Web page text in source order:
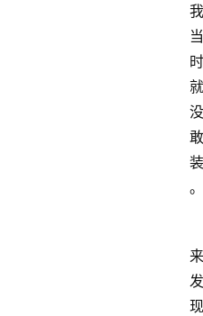
我
当
时
就
没
敢
装
。
来
发
现